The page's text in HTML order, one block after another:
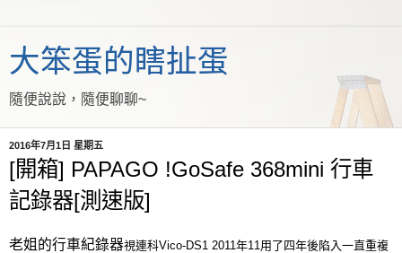
大笨蛋的瞎扯蛋
隨便說說，隨便聊聊~
2016年7月1日 星期五
[開箱] PAPAGO !GoSafe 368mini 行車
記錄器[測速版]
老姐的行車紀錄器視連科Vico-DS1 2011年11用了四年後陷入一直重複